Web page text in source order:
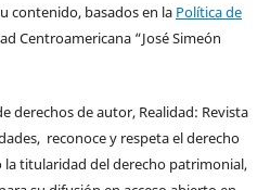
contenido, basados en la Política de
Centroamericana “José Simeón
derechos de autor, Realidad: Revista
reconoce y respeta el derecho
la titularidad del derecho patrimonial,